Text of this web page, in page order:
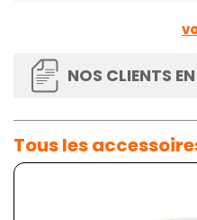
NOS CLIENTS
Tous les